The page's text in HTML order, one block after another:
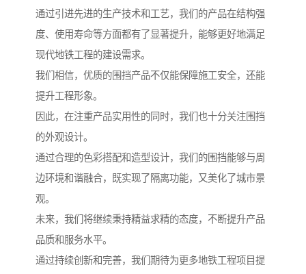
通过引进先进的生产技术和工艺，我们的产品在结构强
度、使用寿命等方面都有了显著提升，能够更好地满足
现代地铁工程的建设需求。
我们相信，优质的围挡产品不仅能保障施工安全，还能
提升工程形象。
因此，在注重产品实用性的同时，我们也十分关注围挡
的外观设计。
通过合理的色彩搭配和造型设计，我们的围挡能够与周
边环境和谐融合，既实现了隔离功能，又美化了城市景
观。
未来，我们将继续秉持精益求精的态度，不断提升产品
品质和服务水平。
通过持续创新和完善，我们期待为更多地铁工程项目提